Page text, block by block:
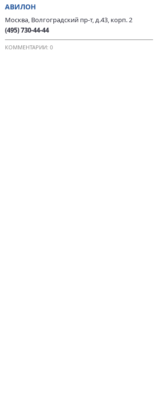
АВИЛОН
Москва, Волгоградский пр-т, д.43, корп. 2
(495) 730-44-44
КОММЕНТАРИИ: 0